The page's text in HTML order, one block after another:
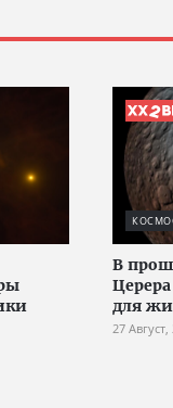
В
для
27 Август,